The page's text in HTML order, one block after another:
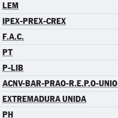
LEM
IPEX-PREX-CREX
F.A.C.
PT
P-LIB
ACNV-BAR-PRAO-R.E.P.O-UNIO
EXTREMADURA UNIDA
PH